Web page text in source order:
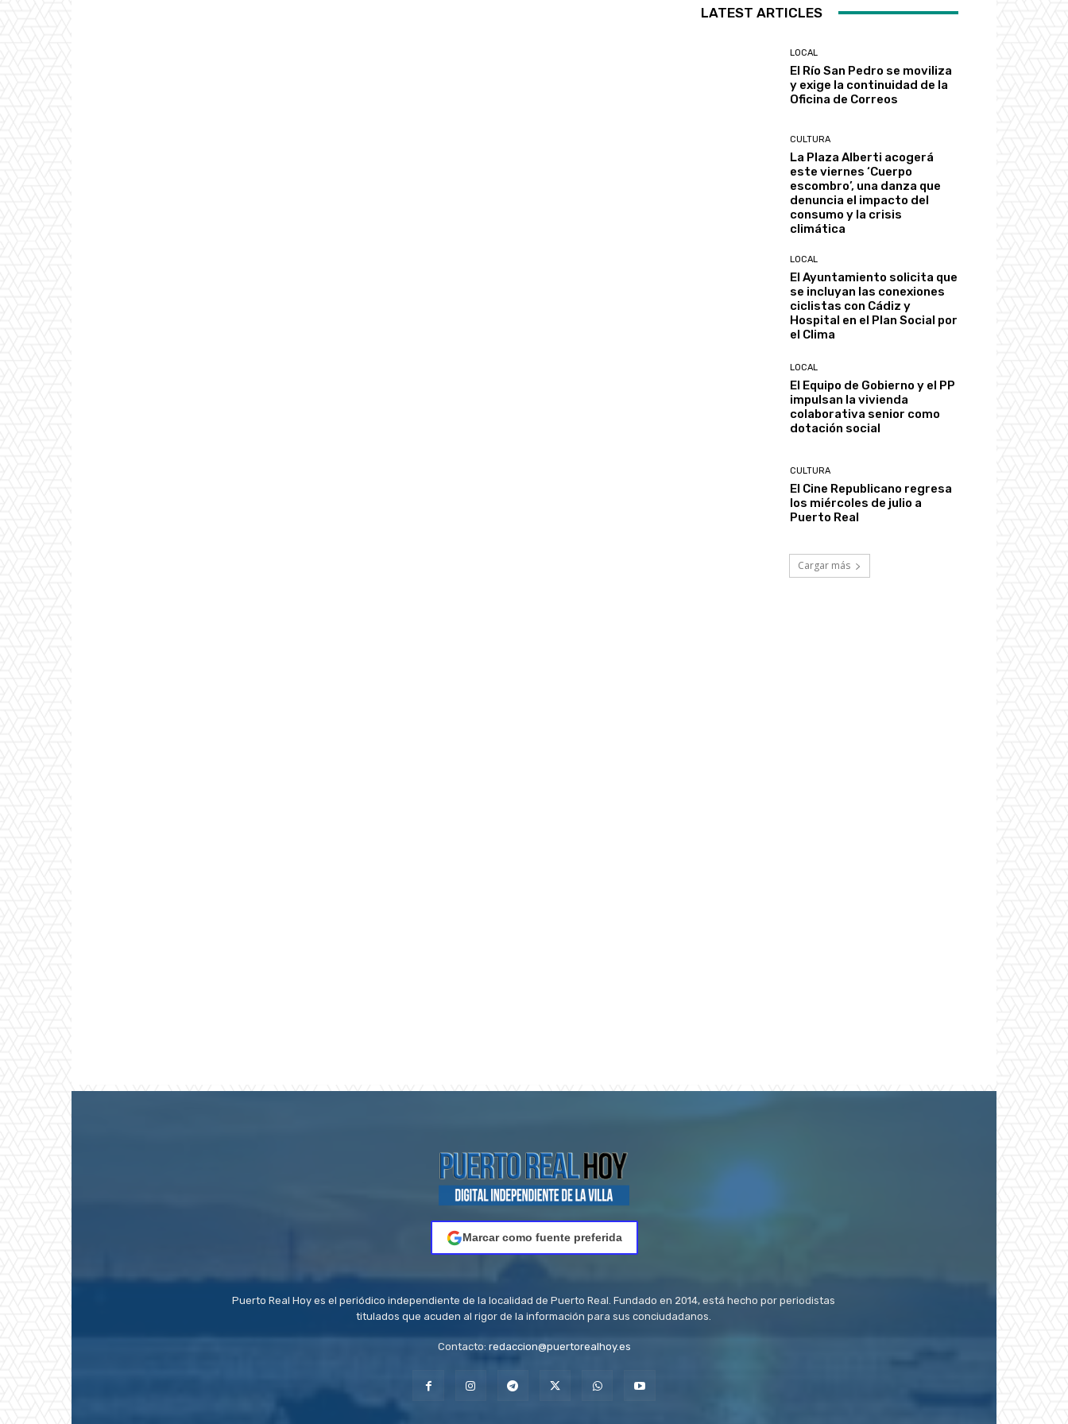
LATEST ARTICLES
LOCAL
El Río San Pedro se moviliza
y exige la continuidad de la
Oficina de Correos
CULTURA
La Plaza Alberti acogerá
este viernes ‘Cuerpo
escombro’, una danza que
denuncia el impacto del
consumo y la crisis
climática
LOCAL
El Ayuntamiento solicita que
se incluyan las conexiones
ciclistas con Cádiz y
Hospital en el Plan Social por
el Clima
LOCAL
El Equipo de Gobierno y el PP
impulsan la vivienda
colaborativa senior como
dotación social
CULTURA
El Cine Republicano regresa
los miércoles de julio a
Puerto Real
Cargar más
Marcar como fuente preferida
Puerto Real Hoy es el periódico independiente de la localidad de Puerto Real. Fundado en 2014, está hecho por periodistas
titulados que acuden al rigor de la información para sus conciudadanos.
Contacto: redaccion@puertorealhoy.es